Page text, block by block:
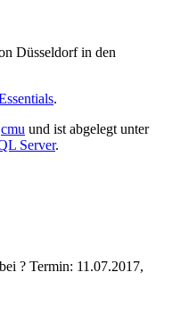
Düsseldorf in den
.
cmu und ist abgelegt unter
Server.
? Termin: 11.07.2017,